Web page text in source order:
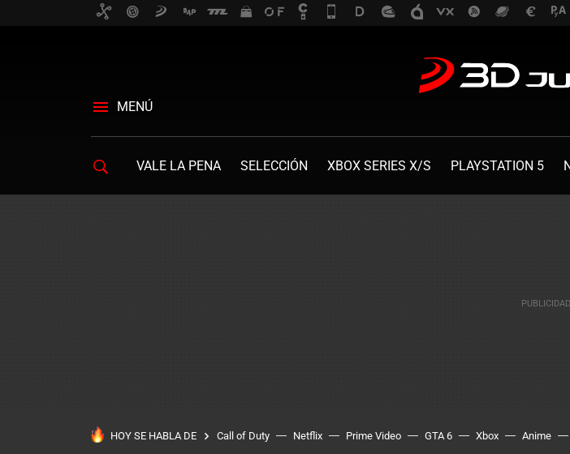
MENÚ
VALE LA PENA SELECCIÓN XBOX SERIES X/S PLAYSTATION 5
HOY SE HABLA DE Call of Duty Netflix Prime Video GTA 6 Xbox Anime